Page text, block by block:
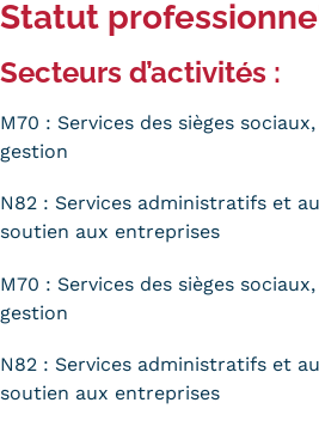
Statut
Secteurs d’activités :
M70 : Services des sièges
gestion
N82 : Services administratifs et
soutien aux entreprises
M70 : Services des sièges
gestion
N82 : Services administratifs et
soutien aux entreprises